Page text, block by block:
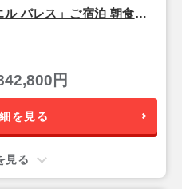
パレス」ご宿泊 朝食付
円
を見る
見る